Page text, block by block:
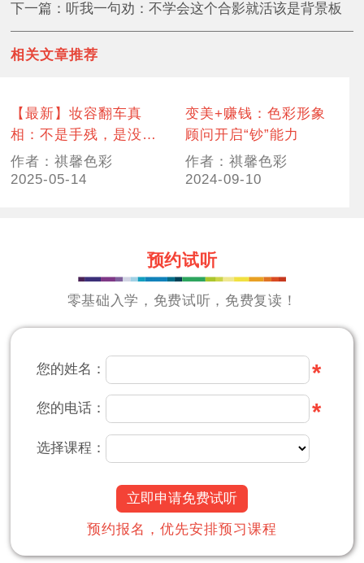
下一篇：听我一句劝：不学会这个合影就活该是背景板
相关文章推荐
【最新】妆容翻车真
相：不是手残，是没有
选对你的彩妆
作者：祺馨色彩
2025-05-14
变美+赚钱：色彩形象
顾问开启“钞”能力
作者：祺馨色彩
2024-09-10
预约试听
零基础入学，免费试听，免费复读！
您的姓名： *
您的电话： *
选择课程：
立即申请免费试听
预约报名，优先安排预习课程